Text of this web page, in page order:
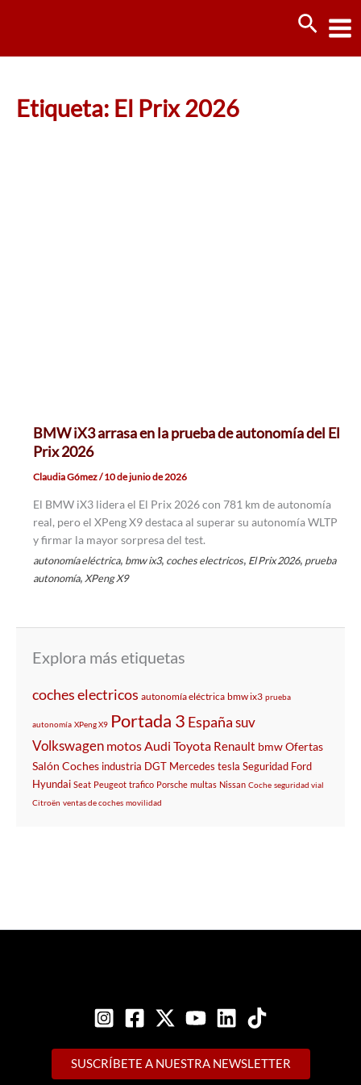
Etiqueta: El Prix 2026
BMW iX3 arrasa en la prueba de autonomía del El
Prix 2026
Claudia Gómez/10 de junio de 2026
El BMW iX3 lidera el El Prix 2026 con 781 km de autonomía
real, pero el XPeng X9 destaca al superar su autonomía WLTP
y firmar la mayor sorpresa del test.
autonomía eléctrica, bmw ix3, coches electricos, El Prix 2026, prueba
autonomía, XPeng X9
Explora más etiquetas
coches electricos autonomía eléctrica bmw ix3 prueba
autonomía XPeng X9 Portada 3 Españasuv
Volkswagen motosAudi Toyota Renault bmwOfertas
Salón Coches industria DGT Mercedes tesla Seguridad Ford
Hyundai Seat Peugeot trafico Porsche multas Nissan Coche seguridad vial
Citroën ventas de coches movilidad
SUSCRÍBETE A NUESTRA NEWSLETTER